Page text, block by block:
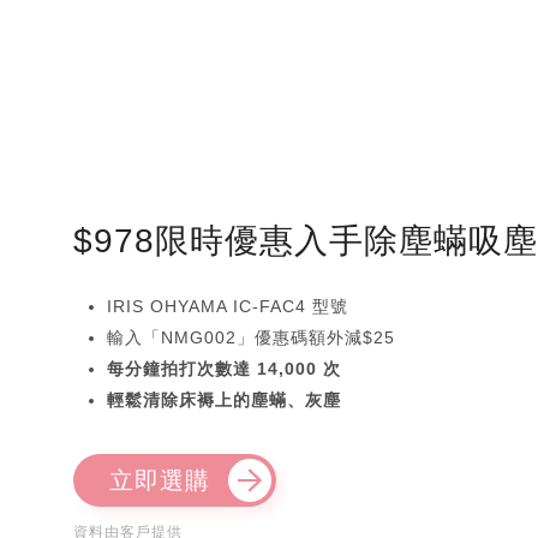
$978限時優惠入手除塵蟎吸
IRIS OHYAMA IC-FAC4 型號
輸入「NMG002」優惠碼額外減$25
每分鐘拍打次數達 14,000 次
輕鬆清除床褥上的塵蟎、灰塵
立即選購
資料由客戶提供